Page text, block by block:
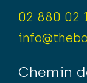
02 880 02
Chemin